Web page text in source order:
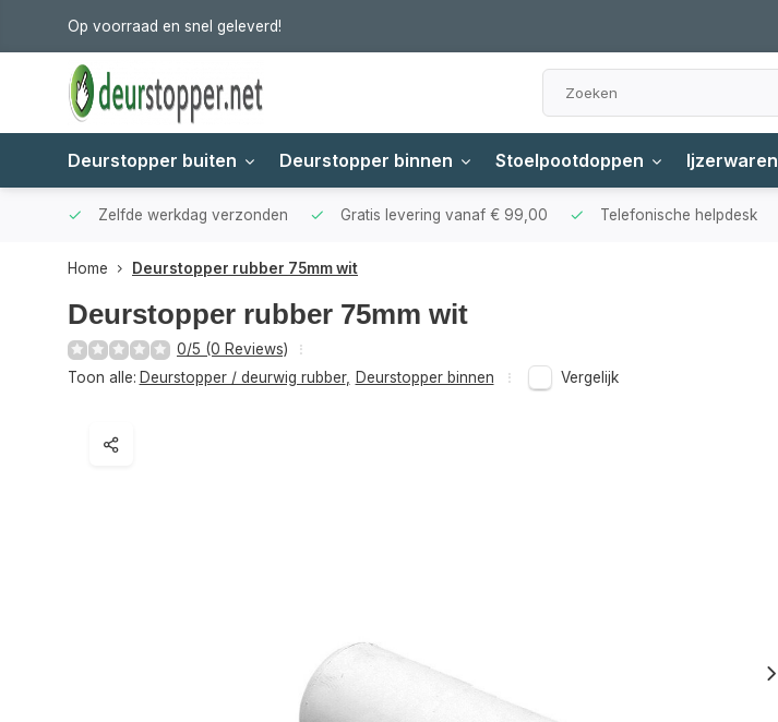
Op voorraad en snel geleverd!
Deurstopper buiten Deurstopper binnen Stoelpootdoppen Ijzerwaren
Zelfde werkdag verzonden Gratis levering vanaf € 99,00 Telefonische helpdesk
Home Deurstopper rubber 75mm wit
Deurstopper rubber 75mm wit
0/5 (0 Reviews)
Toon alle: Deurstopper / deurwig rubber, Deurstopper binnen Vergelijk